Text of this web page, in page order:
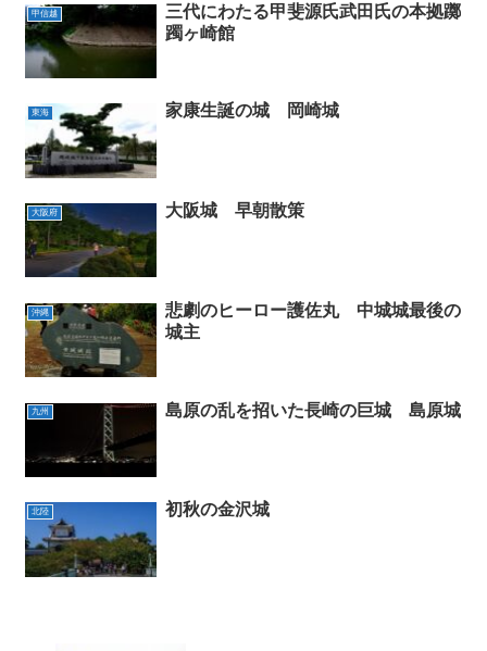
甲信越
三代にわたる甲斐源氏武田氏の本拠躑
躅ヶ崎館
東海 家康生誕の城 岡崎城
大阪府 大阪城 早朝散策
沖縄
悲劇のヒーロー護佐丸 中城城最後の
城主
九州 島原の乱を招いた長崎の巨城 島原城
北陸 初秋の金沢城